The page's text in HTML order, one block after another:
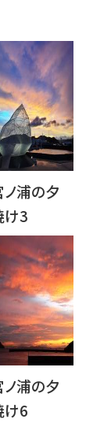
ノ浦の夕
け3
ノ浦の夕
け6